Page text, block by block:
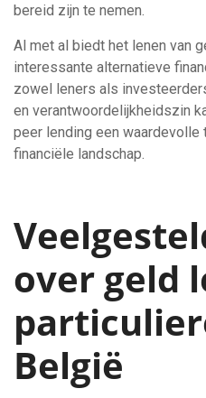
bereid zijn te nemen.
Al met al biedt het lenen van
interessante alternatieve
zowel leners als
en verantwoordelijkheidszin
peer lending een waardevolle
financiële landschap.
over geld
België